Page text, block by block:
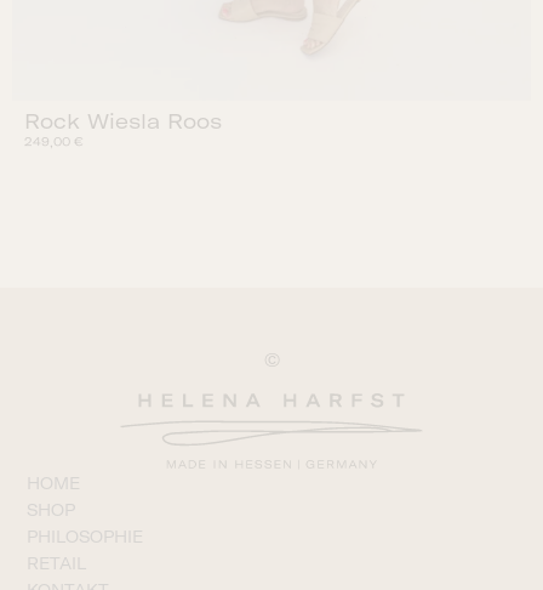
Rock Wiesla Roos
249,00 €
©
HOME
SHOP
PHILOSOPHIE
RETAIL